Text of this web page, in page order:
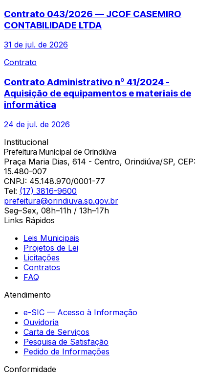
Contrato 043/2026 — JCOF CASEMIRO
CONTABILIDADE LTDA
31 de jul. de 2026
Contrato
Contrato Administrativo nº 41/2024 -
Aquisição de equipamentos e materiais de
informática
24 de jul. de 2026
Institucional
Prefeitura Municipal de Orindiúva
Praça Maria Dias, 614 - Centro, Orindiúva/SP, CEP:
15.480-007
CNPJ: 45.148.970/0001-77
Tel: (17) 3816-9600
prefeitura@orindiuva.sp.gov.br
Seg–Sex, 08h–11h / 13h–17h
Links Rápidos
Leis Municipais
Projetos de Lei
Licitações
Contratos
FAQ
Atendimento
e-SIC — Acesso à Informação
Ouvidoria
Carta de Serviços
Pesquisa de Satisfação
Pedido de Informações
Conformidade